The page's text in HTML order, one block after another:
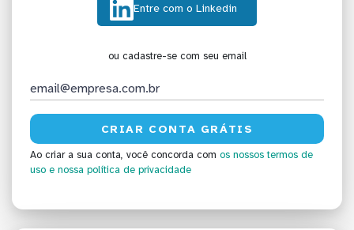
Entre com o Linkedin
ou cadastre-se com seu email
Ao criar a sua conta, você concorda com os nossos termos de
uso e nossa política de privacidade